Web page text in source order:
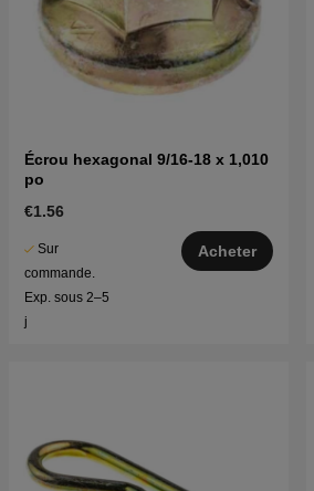
Écrou hexagonal 9/16-18 x 1,010
po
€1.56
Sur
commande.
Exp. sous 2–5
j
Acheter